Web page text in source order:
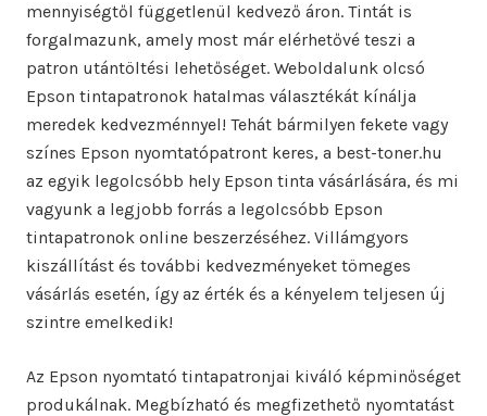
mennyiségtől függetlenül kedvező áron. Tintát is
forgalmazunk, amely most már elérhetővé teszi a
patron utántöltési lehetőséget. Weboldalunk olcsó
Epson tintapatronok hatalmas választékát kínálja
meredek kedvezménnyel! Tehát bármilyen fekete vagy
színes Epson nyomtatópatront keres, a best-toner.hu
az egyik legolcsóbb hely Epson tinta vásárlására, és mi
vagyunk a legjobb forrás a legolcsóbb Epson
tintapatronok online beszerzéséhez. Villámgyors
kiszállítást és további kedvezményeket tömeges
vásárlás esetén, így az érték és a kényelem teljesen új
szintre emelkedik!
Az Epson nyomtató tintapatronjai kiváló képminőséget
produkálnak. Megbízható és megfizethető nyomtatást